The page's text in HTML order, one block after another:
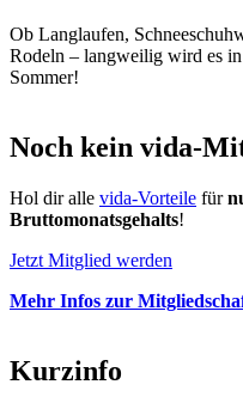
Ob Langlaufen,
Rodeln – langweilig wird es
Sommer!
Noch kein vida-
Hol dir alle vida-Vorteile für
Bruttomonatsgehalts!
Jetzt Mitglied werden
Mehr Infos zur
Kurzinfo